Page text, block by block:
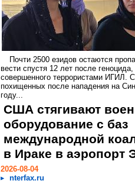
Почти 2500 езидов остаются
вести спустя 12 лет после геноцида,
совершенного террористами ИГИЛ.
похищенных после нападения на
году...
США стягивают
оборудование с баз
международной
в Ираке в аэропорт
2026-08-04
nterfax.ru